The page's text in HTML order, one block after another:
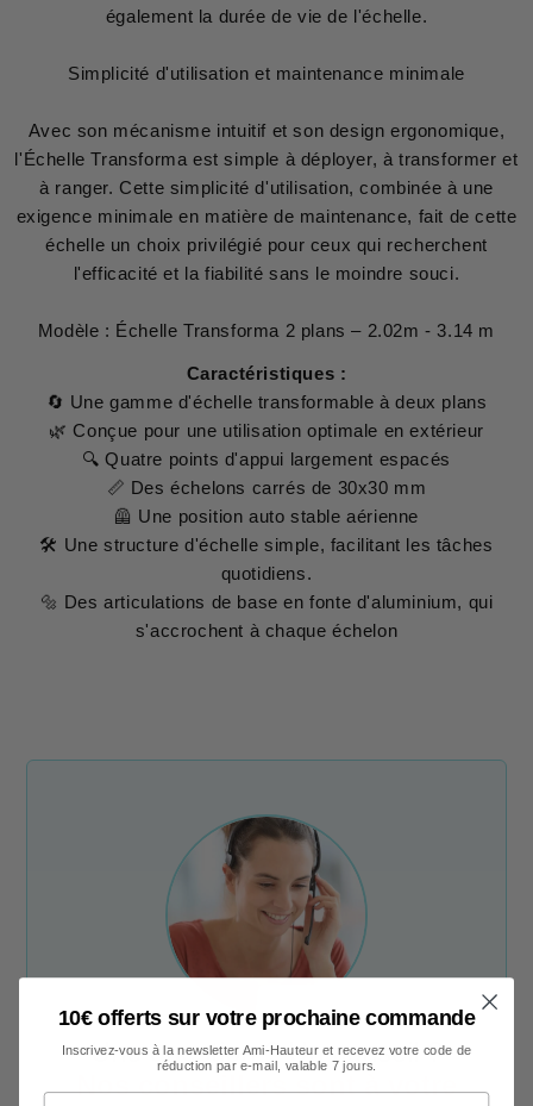
également la durée de vie de l'échelle.
Simplicité d'utilisation et maintenance minimale
Avec son mécanisme intuitif et son design ergonomique,
l'Échelle Transforma est simple à déployer, à transformer et
à ranger. Cette simplicité d'utilisation, combinée à une
exigence minimale en matière de maintenance, fait de cette
échelle un choix privilégié pour ceux qui recherchent
l'efficacité et la fiabilité sans le moindre souci.
Modèle : Échelle Transforma 2 plans – 2.02m - 3.14 m
Caractéristiques :
🔄 Une gamme d'échelle transformable à deux plans
🌿 Conçue pour une utilisation optimale en extérieur
🔍 Quatre points d'appui largement espacés
📏 Des échelons carrés de 30x30 mm
🦺 Une position auto stable aérienne
🛠 Une structure d'échelle simple, facilitant les tâches
quotidiens.
🔩 Des articulations de base en fonte d'aluminium, qui
s'accrochent à chaque échelon
Une question ? Un conseil ?
Nos conseillers sont à votre
10€ offerts sur votre prochaine commande
Inscrivez-vous à la newsletter Ami-Hauteur et recevez votre code de
réduction par e-mail, valable 7 jours.
Votre adresse e-mail